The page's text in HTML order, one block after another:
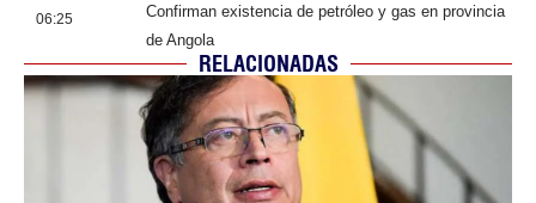
06:25
Confirman existencia de petróleo y gas en provincia
de Angola
RELACIONADAS